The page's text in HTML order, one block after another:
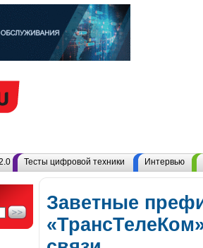
Тесты цифровой техники Интервью
Заветные